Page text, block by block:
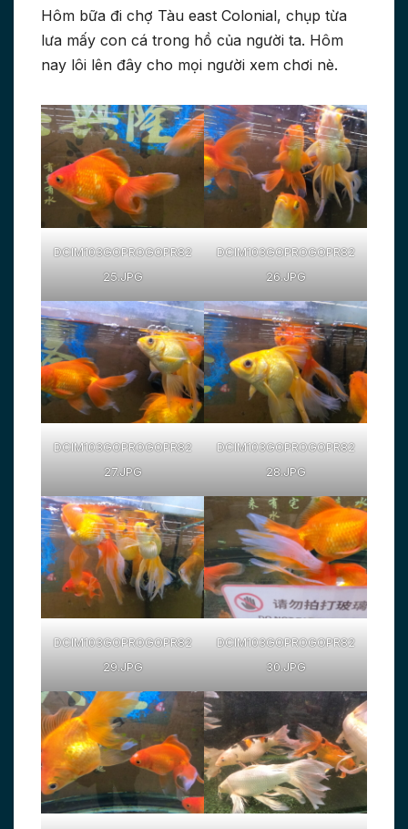
Hôm bữa đi chợ Tàu east Colonial, chụp từa
lưa mấy con cá trong hồ của người ta. Hôm
nay lôi lên đây cho mọi người xem chơi nè.
DCIM103GOPROGOPR82
25.JPG
DCIM103GOPROGOPR82
26.JPG
DCIM103GOPROGOPR82
27.JPG
DCIM103GOPROGOPR82
28.JPG
DCIM103GOPROGOPR82
29.JPG
DCIM103GOPROGOPR82
30.JPG